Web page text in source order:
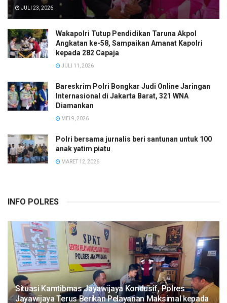
JULI 23, 2026
Wakapolri Tutup Pendidikan Taruna Akpol
Angkatan ke-58, Sampaikan Amanat Kapolri
kepada 282 Capaja
JULI 11, 2026
Bareskrim Polri Bongkar Judi Online Jaringan
Internasional di Jakarta Barat, 321 WNA
Diamankan
MEI 9, 2026
Polri bersama jurnalis beri santunan untuk 100
anak yatim piatu
MARET 12, 2026
INFO POLRES
Situasi Kamtibmas Jayawijaya Kondusif, Polres
Jayawijaya Terus Berikan Pelayanan Maksimal kepada